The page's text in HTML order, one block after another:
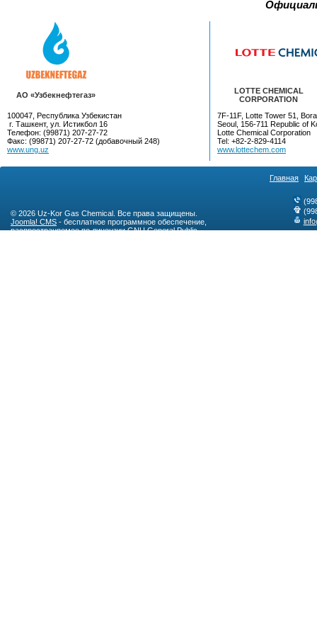
AO «Узбекнефтегаз»
LOTTE CHEMICAL
CORPORATION
100047, Республика Узбекистан
г. Ташкент, ул. Истикбол 16
Телефон: (99871) 207-27-72
Факс: (99871) 207-27-72 (добавочный 248)
www.ung.uz
7F-11F, Lotte Tower 51,
Seoul, 156-711 Republic of
Lotte Chemical Corporation
Tel: +82-2-829-4114
www.lottechem.com
Главная
© 2026 Uz-Kor Gas Chemical. Все права защищены.
Joomla! CMS - бесплатное программное обеспечение,
распространяемое по лицензииGNU General Public